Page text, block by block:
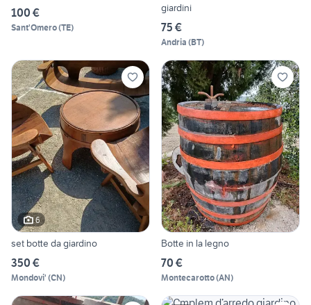
100 €
Sant'Omero(TE)
giardini
75 €
Andria (BT)
6
set botte da giardino
350 €
Mondovi' (CN)
Botte in la legno
70 €
Montecarotto(AN)